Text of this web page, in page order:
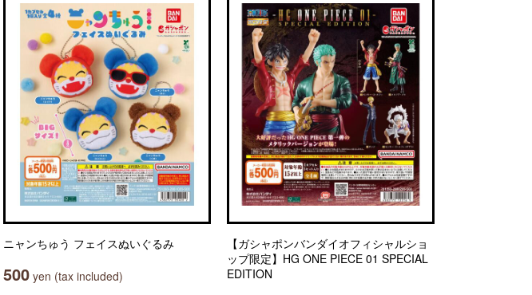
ニャンちゅう フェイスぬいぐるみ
500 yen (tax included)
【ガシャポンバンダイオフィシャルショ
ップ限定】HG ONE PIECE 01 SPECIAL
EDITION